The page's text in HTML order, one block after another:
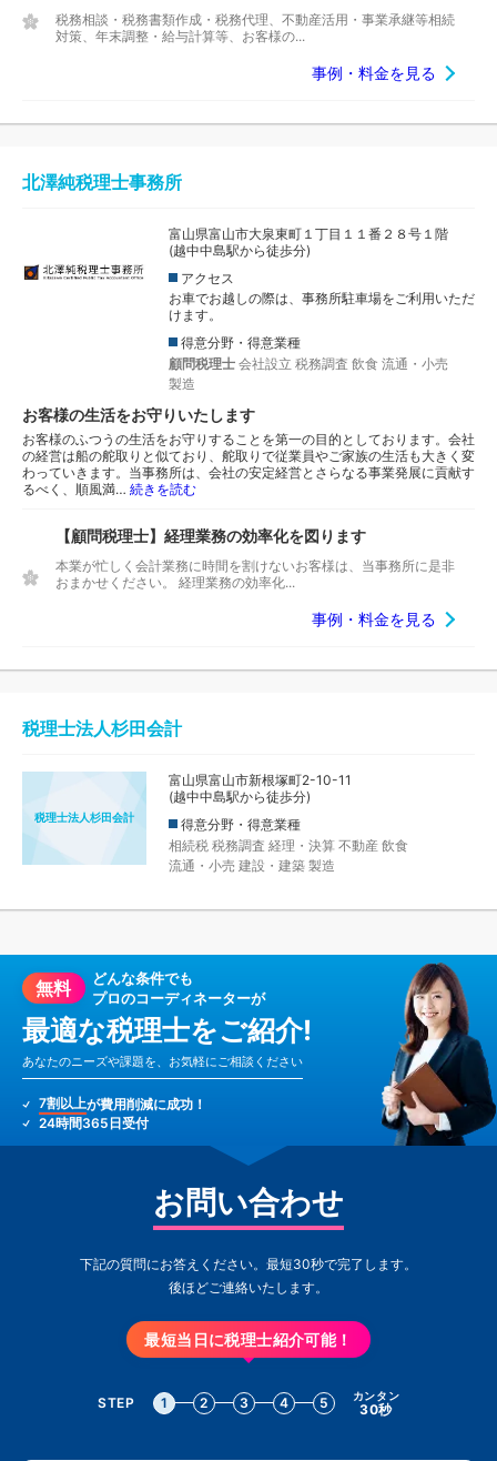
税務相談・税務書類作成・税務代理、不動産活用・事業承継等相続
対策、年末調整・給与計算等、お客様の...
事例・料金を見る
北澤純税理士事務所
富山県富山市大泉東町１丁目１１番２８号１階
(越中中島駅から徒歩分)
アクセス
お車でお越しの際は、事務所駐車場をご利用いただ
けます。
得意分野・得意業種
顧問税理士 会社設立 税務調査 飲食 流通・小売
製造
お客様の生活をお守りいたします
お客様のふつうの生活をお守りすることを第一の目的としております。会社
の経営は船の舵取りと似ており、舵取りで従業員やご家族の生活も大きく変
わっていきます。当事務所は、会社の安定経営とさらなる事業発展に貢献す
るべく、順風満… 続きを読む
【顧問税理士】経理業務の効率化を図ります
本業が忙しく会計業務に時間を割けないお客様は、当事務所に是非
おまかせください。 経理業務の効率化...
事例・料金を見る
税理士法人杉田会計
税理士法人杉田会計
富山県富山市新根塚町2-10-11
(越中中島駅から徒歩分)
得意分野・得意業種
相続税 税務調査 経理・決算 不動産 飲食
流通・小売 建設・建築 製造
無料
どんな条件でも
プロのコーディネーターが
最適な税理士をご紹介!
あなたのニーズや課題を、お気軽にご相談ください
7割以上が費用削減に成功！
24時間365日受付
お問い合わせ
下記の質問にお答えください。最短30秒で完了します。
後ほどご連絡いたします。
最短当日に税理士紹介可能！
STEP 1 2 3 4 5 カンタン
30秒